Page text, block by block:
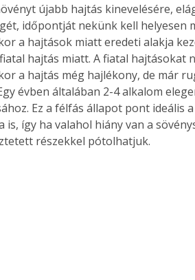
újabb hajtás kinevelésére,
időpontját nekünk kell helyesen
a hajtások miatt eredeti alakja
hajtás miatt. A fiatal hajtásokat
a hajtás még hajlékony, de már
évben általában 2-4 alkalom
Ez a félfás állapot pont ideális
is, így ha valahol hiány van a
részekkel pótolhatjuk.